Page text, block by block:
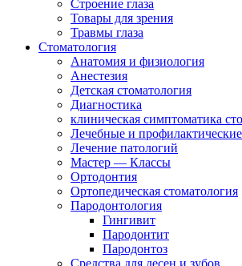
Строение глаза
Товары для зрения
Травмы глаза
Стоматология
Анатомия и физиология
Анестезия
Детская стоматология
Диагностика
клиническая симптоматика
Лечебные и
Лечение патологий
Мастер — Классы
Ортодонтия
Ортопедическая стоматология
Пародонтология
Гингивит
Пародонтит
Пародонтоз
Средства для десен и зубов